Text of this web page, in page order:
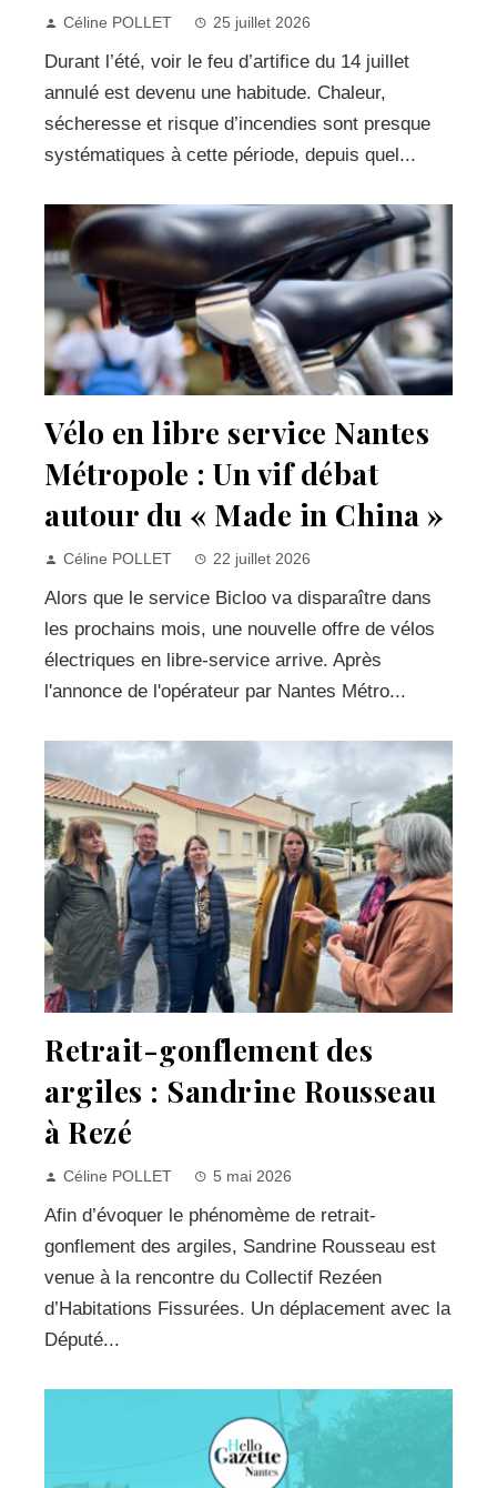
Céline POLLET 25 juillet 2026
Durant l’été, voir le feu d’artifice du 14 juillet
annulé est devenu une habitude. Chaleur,
sécheresse et risque d’incendies sont presque
systématiques à cette période, depuis quel...
Vélo en libre service Nantes
Métropole : Un vif débat
autour du « Made in China »
Céline POLLET 22 juillet 2026
Alors que le service Bicloo va disparaître dans
les prochains mois, une nouvelle offre de vélos
électriques en libre-service arrive. Après
l'annonce de l'opérateur par Nantes Métro...
Retrait-gonflement des
argiles : Sandrine Rousseau
à Rezé
Céline POLLET 5 mai 2026
Afin d’évoquer le phénomème de retrait-
gonflement des argiles, Sandrine Rousseau est
venue à la rencontre du Collectif Rezéen
d’Habitations Fissurées. Un déplacement avec la
Député...